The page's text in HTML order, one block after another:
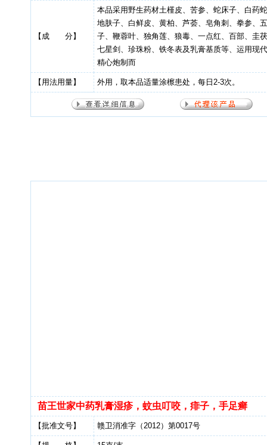
【成 分】
本品采用野生药材土槿皮、苦参、蛇床子、白药
地肤子、白鲜皮、黄柏、芦荟、皂角刺、拳参、
子、鞭蓉叶、独角莲、狼毒、一点红、百部、圭
七星剑、珍珠粉、铁冬表及乳膏基质等、运用现
精心炮制而
【用法用量】 外用，取本品适量涂檫患处，每日2-3次。
苗王世家中药乳膏湿疹，蚊虫叮咬，痱子，手足癣
【批准文号】 赣卫消准字（2012）第0017号